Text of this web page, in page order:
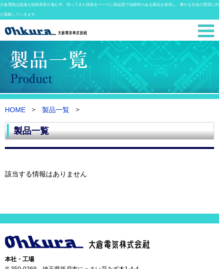
大倉電気は急速な技術革新が進む中、培ってきた技術をベースに高品質で信頼性のある製品を提供し、豊かな社会の実現に向
け貢献していきます。
HOME 製品一覧
製品一覧
該当する情報はありません
本社・工場